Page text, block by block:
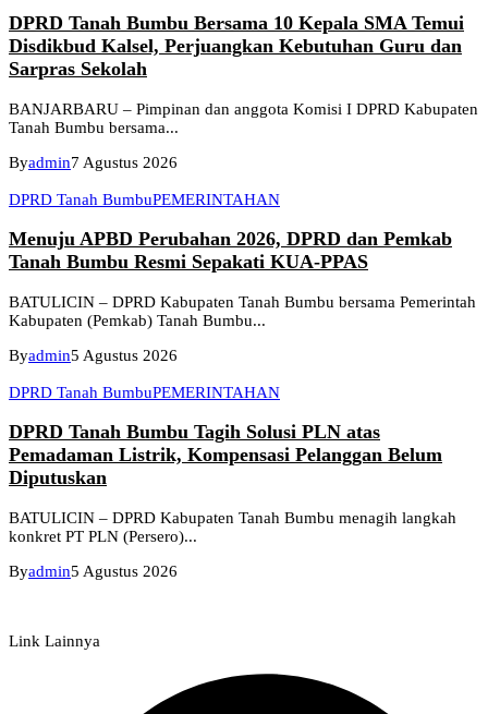
DPRD Tanah Bumbu Bersama 10 Kepala SMA Temui
Disdikbud Kalsel, Perjuangkan Kebutuhan Guru dan
Sarpras Sekolah
BANJARBARU – Pimpinan dan anggota Komisi I DPRD Kabupaten
Tanah Bumbu bersama...
Byadmin7 Agustus 2026
DPRD Tanah BumbuPEMERINTAHAN
Menuju APBD Perubahan 2026, DPRD dan Pemkab
Tanah Bumbu Resmi Sepakati KUA-PPAS
BATULICIN – DPRD Kabupaten Tanah Bumbu bersama Pemerintah
Kabupaten (Pemkab) Tanah Bumbu...
Byadmin5 Agustus 2026
DPRD Tanah BumbuPEMERINTAHAN
DPRD Tanah Bumbu Tagih Solusi PLN atas
Pemadaman Listrik, Kompensasi Pelanggan Belum
Diputuskan
BATULICIN – DPRD Kabupaten Tanah Bumbu menagih langkah
konkret PT PLN (Persero)...
Byadmin5 Agustus 2026
Link Lainnya